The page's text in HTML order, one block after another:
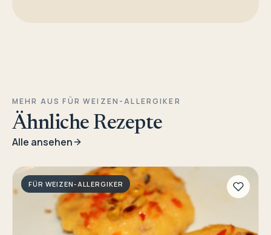
MEHR AUS FÜR WEIZEN-ALLERGIKER
Ähnliche Rezepte
Alle ansehen
FÜR WEIZEN-ALLERGIKER